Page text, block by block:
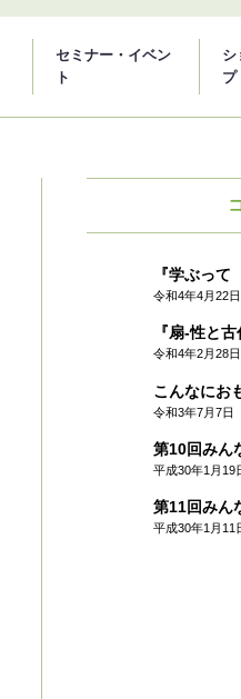
セミナー・イベン
ト
シ
プ
『学ぶっ
令和4年4月22日
『扇-性と古
令和4年2月28日
こんなにお
令和3年7月7日
第10回みん
平成30年1月19
第11回みん
平成30年1月11